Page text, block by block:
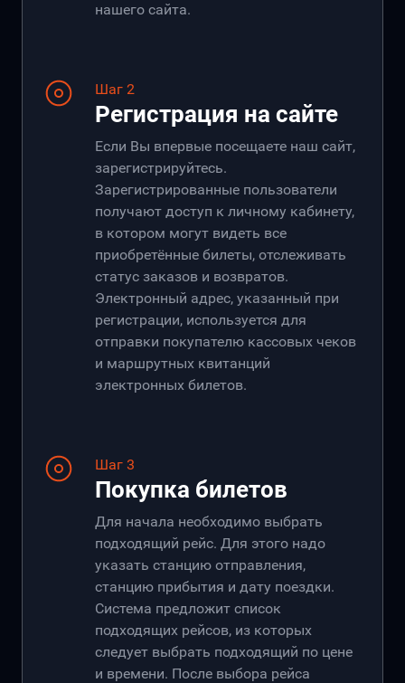
нашего сайта.
Шаг 2
Регистрация на сайте
Если Вы впервые посещаете наш сайт,
зарегистрируйтесь.
Зарегистрированные пользователи
получают доступ к личному кабинету,
в котором могут видеть все
приобретённые билеты, отслеживать
статус заказов и возвратов.
Электронный адрес, указанный при
регистрации, используется для
отправки покупателю кассовых чеков
и маршрутных квитанций
электронных билетов.
Шаг 3
Покупка билетов
Для начала необходимо выбрать
подходящий рейс. Для этого надо
указать станцию отправления,
станцию прибытия и дату поездки.
Система предложит список
подходящих рейсов, из которых
следует выбрать подходящий по цене
и времени. После выбора рейса